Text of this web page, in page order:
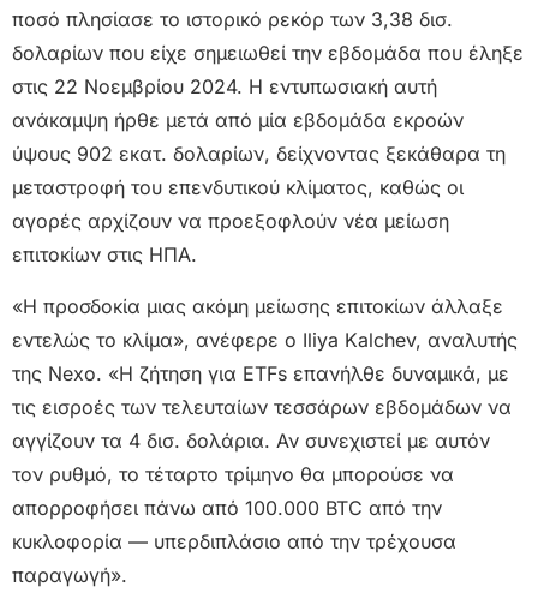
ποσό πλησίασε το ιστορικό ρεκόρ των 3,38 δισ.
δολαρίων που είχε σημειωθεί την εβδομάδα που έληξε
στις 22 Νοεμβρίου 2024. Η εντυπωσιακή αυτή
ανάκαμψη ήρθε μετά από μία εβδομάδα εκροών
ύψους 902 εκατ. δολαρίων, δείχνοντας ξεκάθαρα τη
μεταστροφή του επενδυτικού κλίματος, καθώς οι
αγορές αρχίζουν να προεξοφλούν νέα μείωση
επιτοκίων στις ΗΠΑ.
«Η προσδοκία μιας ακόμη μείωσης επιτοκίων άλλαξε
εντελώς το κλίμα», ανέφερε ο Iliya Kalchev, αναλυτής
της Nexo. «Η ζήτηση για ETFs επανήλθε δυναμικά, με
τις εισροές των τελευταίων τεσσάρων εβδομάδων να
αγγίζουν τα 4 δισ. δολάρια. Αν συνεχιστεί με αυτόν
τον ρυθμό, το τέταρτο τρίμηνο θα μπορούσε να
απορροφήσει πάνω από 100.000 BTC από την
κυκλοφορία — υπερδιπλάσιο από την τρέχουσα
παραγωγή».